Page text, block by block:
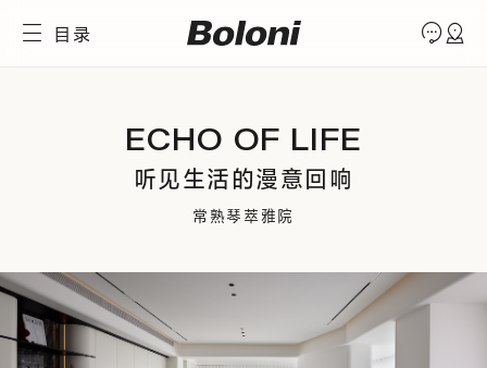
目录
ECHO OF LIFE
听见生活的漫意回响
常熟琴萃雅院